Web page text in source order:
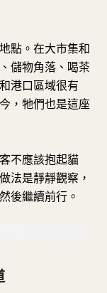
點。在大市集和
儲物角落、喝茶
港口區域很有
，牠們也是這座
不應該抱起貓
法是靜靜觀察，
後繼續前行。